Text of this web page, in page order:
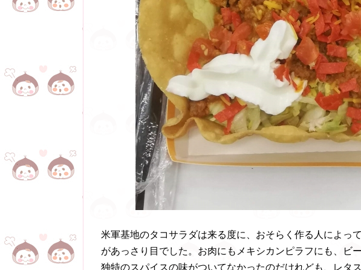
米軍基地のタコサラダは来る度に、おそらく作る人によっ
があっさり目でした。お肉にもメキシカンピラフにも、ビ
独特のスパイスの味がついてなかったのだけれども、レタ